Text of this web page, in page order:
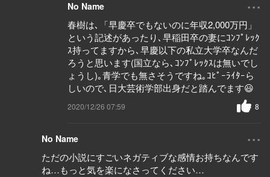
No Name
春樹は､「早慶卒でもないのに年収2,000万円」
という記述があったり､早稲田卒の妻にｺﾝﾌﾟﾚｯｸ
ｽ持ってますから､早慶以下の私立大学卒なんだ
ろうと思います(国立なら､ｺﾝﾌﾟﾚｯｸｽは無いでし
ょうし)｡青学でも無さそうですね｡ｺﾋﾟｰﾗｲﾀｰら
しいので､日大芸術学部出身だと踏んでます😃
2020/12/26 07:59 8
No Name ...
ただの小説にすごいネガティブな感情お持ちなんです
ね…もっと気を楽になさってください…